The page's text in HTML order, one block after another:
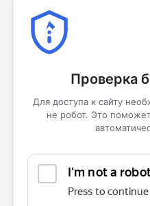
Проверка
Для доступа к сайту
не робот. Это